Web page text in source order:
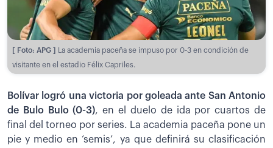
[ Foto: APG ]
La academia paceña se impuso por 0-3 en condición de
visitante en el estadio Félix Capriles.
Bolívar logró una victoria por goleada ante San Antonio
de Bulo Bulo (0-3), en el duelo de ida por cuartos de
final del torneo por series. La academia paceña pone un
pie y medio en ‘semis’, ya que definirá su clasificación